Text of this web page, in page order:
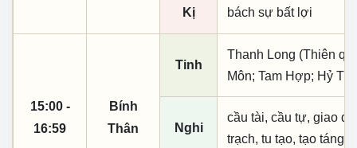
Kị bách sự bất lợi
15:00 -
16:59
Bính
Thân
Tinh
Thanh Long (Thiên
Môn; Tam Hợp; Hỷ
Nghi
cầu tài, cầu tự, giao
trạch, tu tạo, tạo táng,